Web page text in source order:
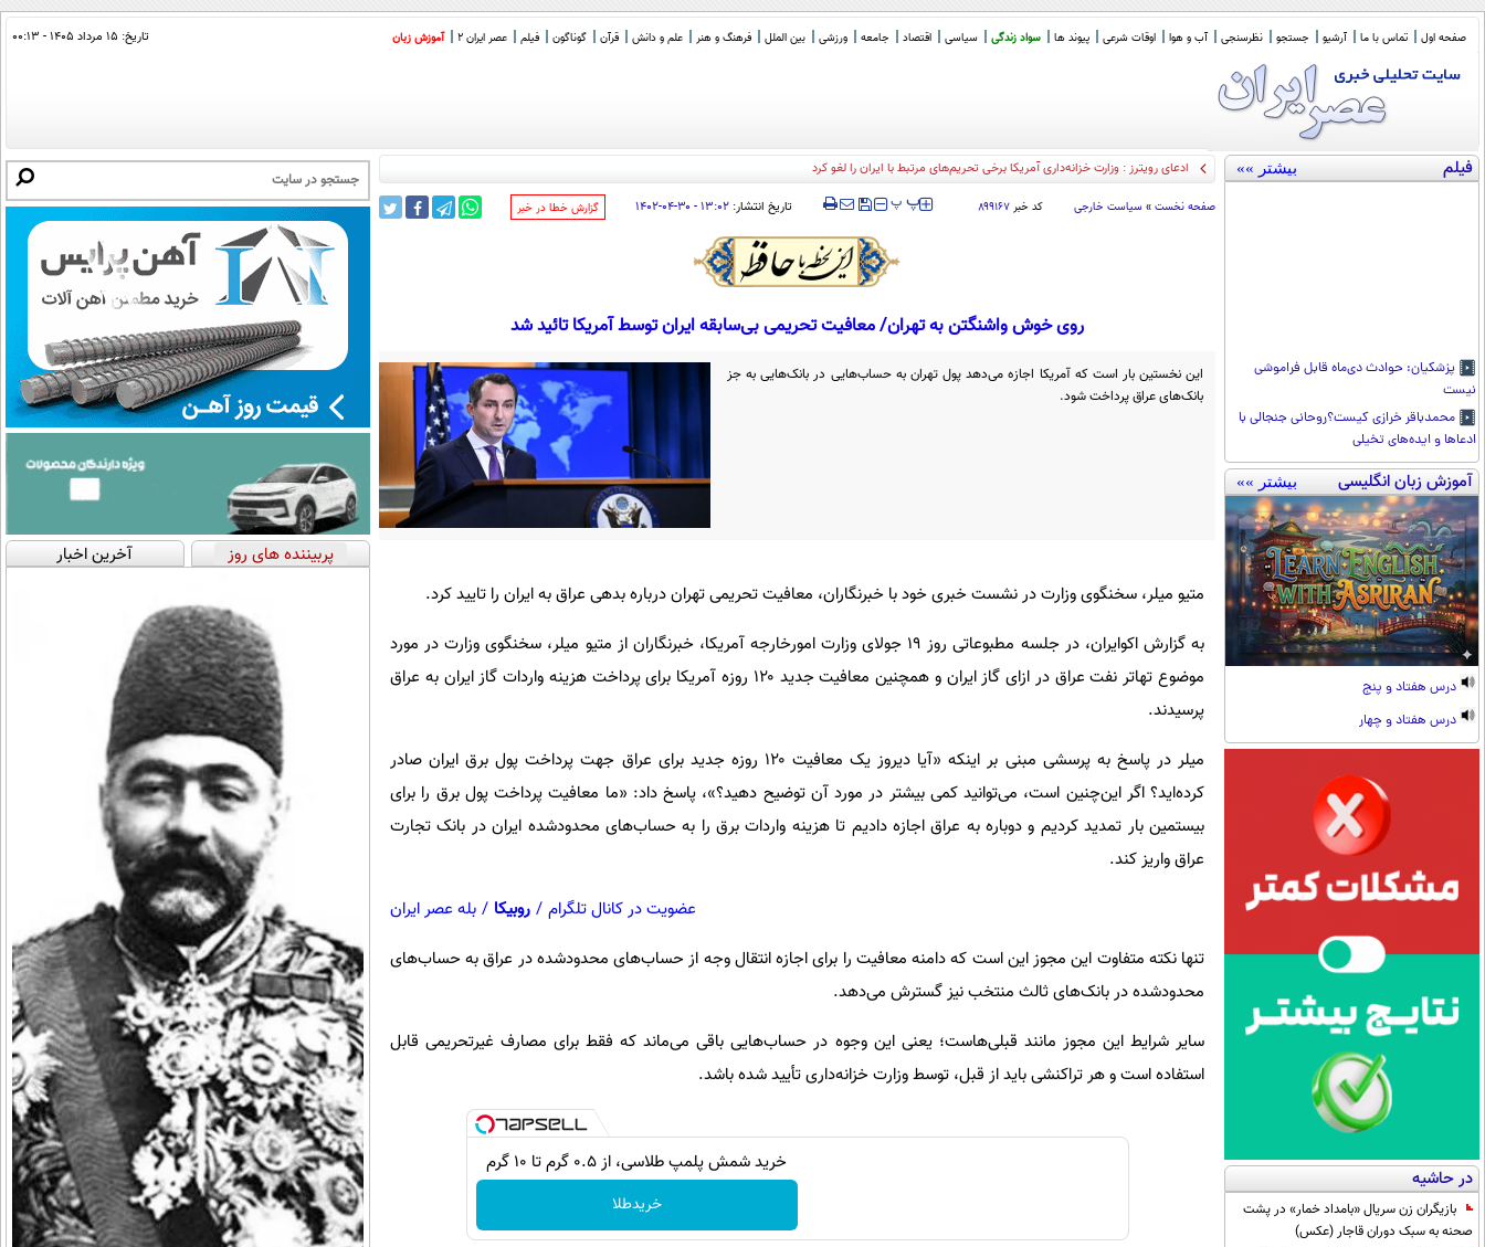
صفحه اول تماس با ما آرشیو جستجو نظرسنجی آب و هوا اوقات شرعی پیوند ها سواد زندگی سیاسی اقتصاد جامعه ورزشی بین الملل فرهنگ و هنر علم و دانش قرآن گوناگون فیلم عصر ایران 2 آموزش زبان تاریخ: ۱۵ مرداد ۱۴۰۵ - ۰۰:۱۳
فیلم بیشتر »»
پزشکیان: حوادث دی‌ماه قابل فراموشی
نیست
محمدباقر خرازی کیست؟روحانی جنجالی با
ادعاها و ایده‌های تخیلی
آموزش زبان انگلیسی بیشتر »»
درس هفتاد و پنج
درس هفتاد و چهار
در حاشیه
بازیگران زن سریال «بامداد خمار» در پشت
صحنه به سبک دوران قاجار (عکس)
میراث زرین قرن_
صفحه نخست » سیاست خارجی کد خبر۸۹۹۱۶۷ ‍‍‍ پپ تاریخ انتشار: ۱۳:۰۲ - ۳۰-۰۴-۱۴۰۲ ‌گزارش خطا در خبر
روی خوش واشنگتن به تهران/ معافیت تحریمی بی‌سابقه ایران توسط آمریکا تائید شد
این نخستین بار است که آمریکا اجازه می‌دهد پول تهران به حساب‌هایی در بانک‌هایی به جز
بانک‌های عراق پرداخت شود.
متیو میلر، سخنگوی وزارت در نشست خبری خود با خبرنگاران، معافیت تحریمی تهران درباره بدهی عراق به ایران را تایید کرد.
به گزارش اکوایران، در جلسه مطبوعاتی روز ۱۹ جولای وزارت امورخارجه آمریکا، خبرنگاران از متیو میلر، سخنگوی وزارت در مورد
موضوع تهاتر نفت عراق در ازای گاز ایران و همچنین معافیت جدید ۱۲۰ روزه آمریکا برای پرداخت هزینه واردات گاز ایران به عراق
پرسیدند.
میلر در پاسخ به پرسشی مبنی بر اینکه «آیا دیروز یک معافیت ۱۲۰ روزه جدید برای عراق جهت پرداخت پول برق ایران صادر
کرده‌اید؟ اگر این‌چنین است، می‌توانید کمی بیشتر در مورد آن توضیح دهید؟»، پاسخ داد: «ما معافیت پرداخت پول برق را برای
بیستمین بار تمدید کردیم و دوباره به عراق اجازه دادیم تا هزینه واردات برق را به حساب‌های محدودشده ایران در بانک تجارت
عراق واریز کند.
عضویت در کانال تلگرام / روبیکا / بله عصر ایران
تنها نکته متفاوت این مجوز این است که دامنه معافیت را برای اجازه انتقال وجه از حساب‌های محدودشده در عراق به حساب‌های
محدودشده در بانک‌های ثالث منتخب نیز گسترش می‌دهد.
سایر شرایط این مجوز مانند قبلی‌هاست؛ یعنی این وجوه در حساب‌هایی باقی می‌ماند که فقط برای مصارف غیرتحریمی قابل
استفاده است و هر تراکنشی باید از قبل، توسط وزارت خزانه‌داری تأیید شده باشد.
خرید شمش پلمپ طلاسی، از ۰.۵ گرم تا ۱۰ گرم
خریدطلا
پربیننده های روز آخرین اخبار